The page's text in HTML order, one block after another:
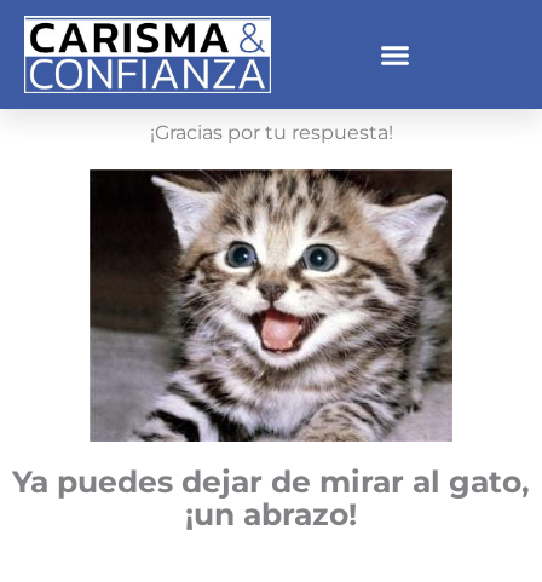
contenido
¡Gracias por tu respuesta!
Ya puedes dejar de mirar al gato,
¡un abrazo!